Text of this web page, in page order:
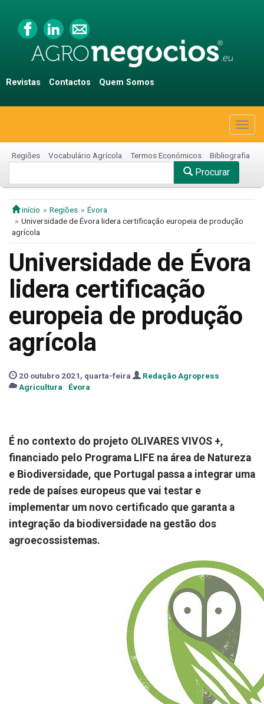
Revistas Contactos Quem Somos
Regiões Vocabulário Agrícola Termos Económicos Bibliografia
Procurar
início Regiões
Évora
Universidade de Évora lidera certificação europeia de produção
agrícola
Universidade de Évora
lidera certificação
europeia de produção
agrícola
20 outubro 2021, quarta-feira
Redação Agropress
Agricultura
Évora
É no contexto do projeto OLIVARES VIVOS +,
financiado pelo Programa LIFE na área de Natureza
e Biodiversidade, que Portugal passa a integrar uma
rede de países europeus que vai testar e
implementar um novo certificado que garanta a
integração da biodiversidade na gestão dos
agroecossistemas.